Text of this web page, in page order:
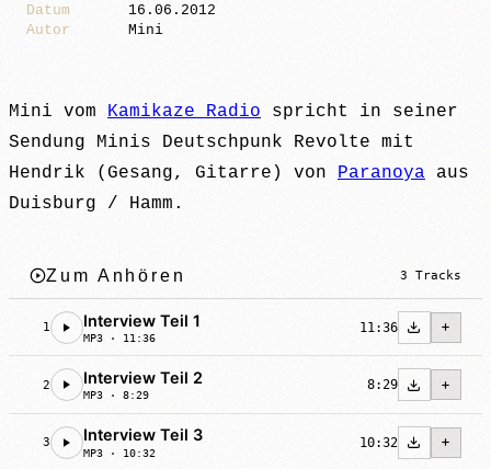
Datum
16.06.2012
Autor
Mini
Mini vom Kamikaze Radio spricht in seiner
Sendung Minis Deutschpunk Revolte mit
Hendrik (Gesang, Gitarre) von Paranoya aus
Duisburg / Hamm.
Zum Anhören 3 Tracks
1 Interview Teil 1
MP3 · 11:36
11:36
2 Interview Teil 2
MP3 · 8:29
8:29
3 Interview Teil 3
MP3 · 10:32
10:32